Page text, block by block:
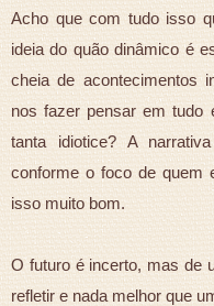
Acho que com tudo isso
ideia do quão dinâmico é
cheia de acontecimentos
nos fazer pensar em tudo
tanta idiotice? A
conforme o foco de quem
isso muito bom.
O futuro é incerto, mas de
refletir e nada melhor que